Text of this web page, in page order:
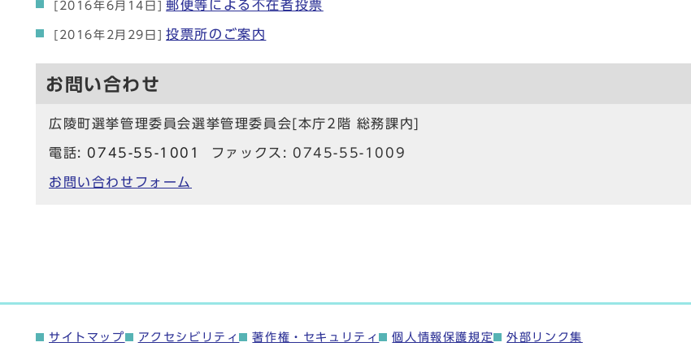
[2016年6月14日] 郵便等による不在者投票
[2016年2月29日] 投票所のご案内
お問い合わせ
広陵町選挙管理委員会選挙管理委員会[本庁2階 総務課内]
電話: 0745-55-1001 ファックス: 0745-55-1009
お問い合わせフォーム
サイトマップ アクセシビリティ 著作権・セキュリティ 個人情報保護規定 外部リンク集